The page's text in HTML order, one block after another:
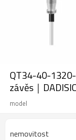
QT34-40-
závěs｜
model
nemovitost